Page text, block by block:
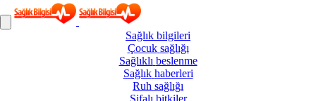
Sağlık bilgileri
Çocuk sağlığı
Sağlıklı beslenme
Sağlık haberleri
Ruh sağlığı
Şifalı bitkiler